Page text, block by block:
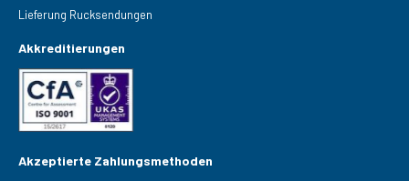
Lieferung Rucksendungen
Akkreditierungen
Akzeptierte Zahlungsmethoden